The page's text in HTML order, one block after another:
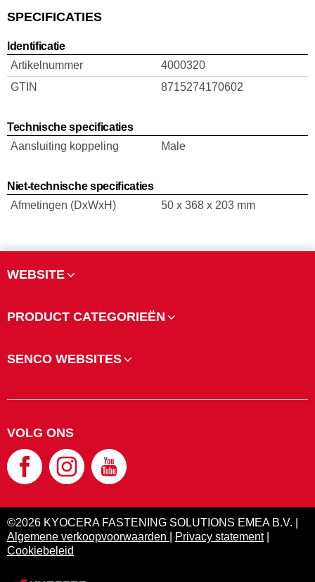
SPECIFICATIES
Identificatie
Artikelnummer
4000320
GTIN
8715274170602
Technische specificaties
Aansluiting koppeling
Male
Niet-technische specificaties
Afmetingen (DxWxH)
50 x 368 x 203 mm
WEBSITE
PRODUCT CATEGORIEËN
SENCO WEBSITES
VOLG ONS
©2026 KYOCERA FASTENING SOLUTIONS EMEA B.V. |
Algemene verkoopvoorwaarden
Privacy statement|
Cookiebeleid